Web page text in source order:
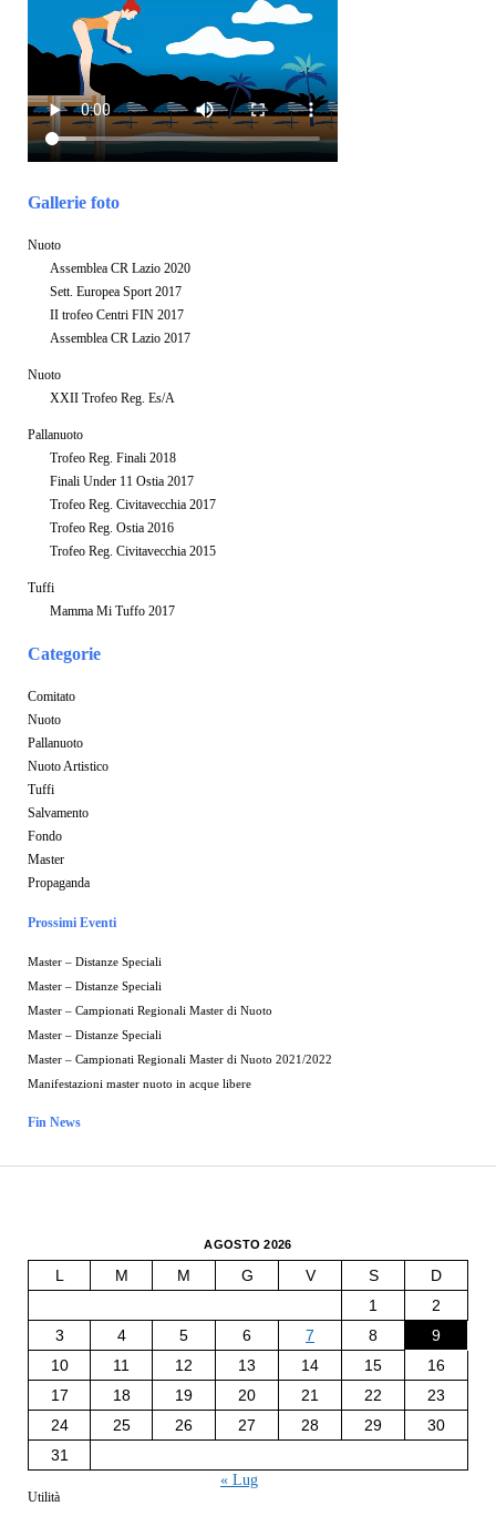
Gallerie foto
Nuoto
Assemblea CR Lazio 2020
Sett. Europea Sport 2017
II trofeo Centri FIN 2017
Assemblea CR Lazio 2017
Nuoto
XXII Trofeo Reg. Es/A
Pallanuoto
Trofeo Reg. Finali 2018
Finali Under 11 Ostia 2017
Trofeo Reg. Civitavecchia 2017
Trofeo Reg. Ostia 2016
Trofeo Reg. Civitavecchia 2015
Tuffi
Mamma Mi Tuffo 2017
Categorie
Comitato
Nuoto
Pallanuoto
Nuoto Artistico
Tuffi
Salvamento
Fondo
Master
Propaganda
Prossimi Eventi
Master – Distanze Speciali
Master – Distanze Speciali
Master – Campionati Regionali Master di Nuoto
Master – Distanze Speciali
Master – Campionati Regionali Master di Nuoto 2021/2022
Manifestazioni master nuoto in acque libere
Fin News
AGOSTO 2026
L M M G V S
D
1
2
3
4 5 6 7 8
9
10
11 12 13 14 15
16
17
18 19 20 21 22
23
24
25 26 27 28 29
30
31
« Lug
Utilità